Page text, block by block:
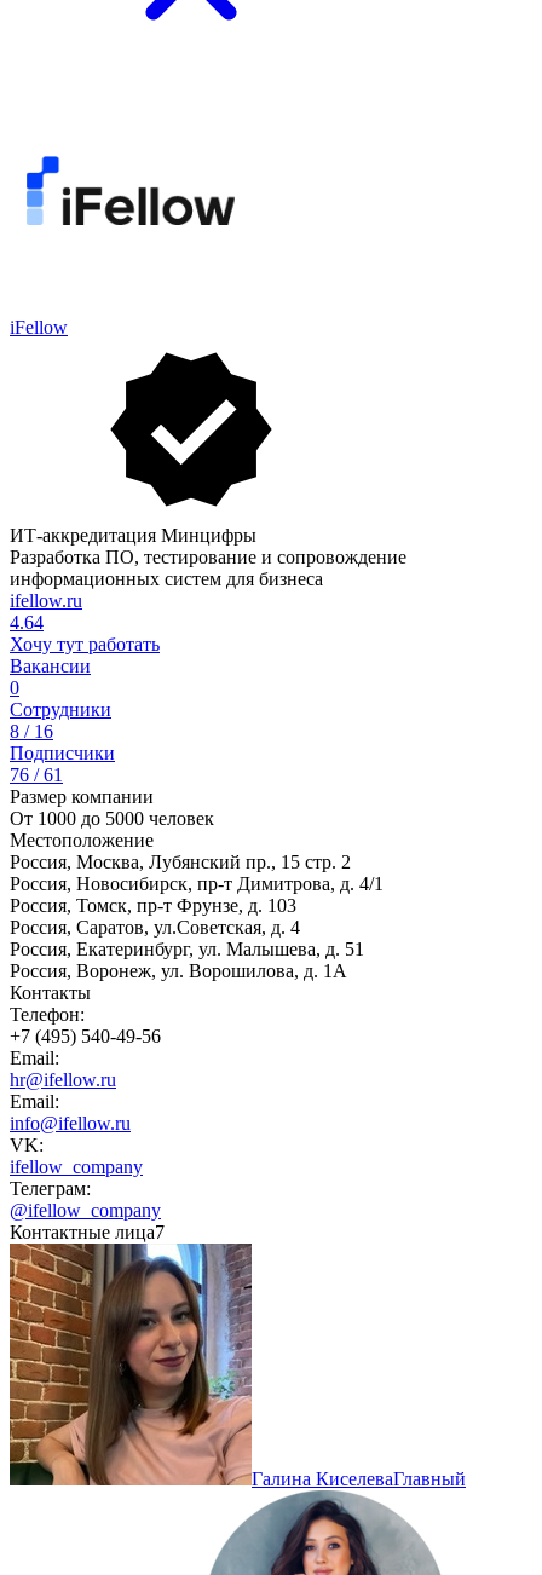
iFellow
ИТ-аккредитация Минцифры
Разработка ПО, тестирование и сопровождение
информационных систем для бизнеса
ifellow.ru
4.64
Хочу тут работать
Вакансии
0
Сотрудники
8 / 16
Подписчики
76 / 61
Размер компании
От 1000 до 5000 человек
Местоположение
Россия, Москва, Лубянский пр., 15 стр. 2
Россия, Новосибирск, пр-т Димитрова, д. 4/1
Россия, Томск, пр-т Фрунзе, д. 103
Россия, Саратов, ул.Советская, д. 4
Россия, Екатеринбург, ул. Малышева, д. 51
Россия, Воронеж, ул. Ворошилова, д. 1А
Контакты
Телефон:
+7 (495) 540-49-56
Email:
hr@ifellow.ru
Email:
info@ifellow.ru
VK:
ifellow_company
Телеграм:
@ifellow_company
Контактные лица7
Галина КиселеваГлавный